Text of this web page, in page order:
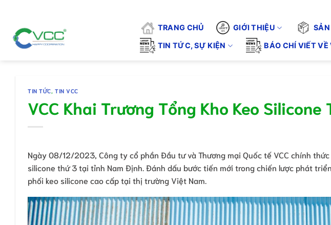
dung
TRANG CHỦ GIỚI THIỆU
TIN TỨC, SỰ KIỆN BÁO CHÍ VIẾT VỀ
TIN TỨC,TIN VCC
VCC Khai Trương Tổng Kho Keo
Ngày 08/12/2023, Công ty cổ phần Đầu tư và Thương mại Quốc tế VCC chính
silicone thứ 3 tại tỉnh Nam Định. Đánh dấu bước tiến mới trong chiến lược phát
phối keo silicone cao cấp tại thị trường Việt Nam.